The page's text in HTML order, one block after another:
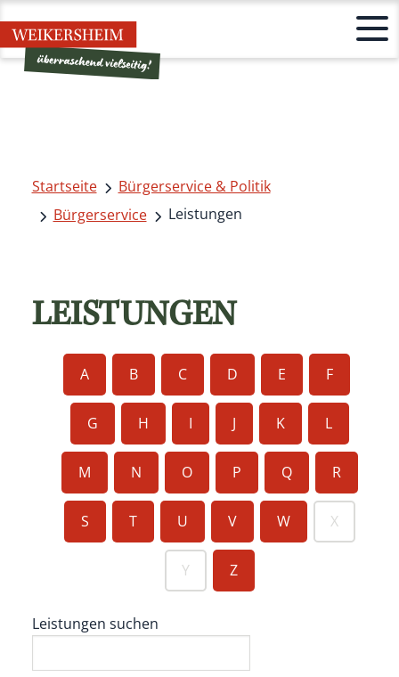
Startseite
Bürgerservice & Politik
Bürgerservice
Leistungen
LEISTUNGEN
A B C D E F
G H I J K L
M N O P Q R
S T U V W X
Y Z
Leistungen suchen